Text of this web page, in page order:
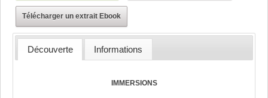
Télécharger un extrait Ebook
Découverte Informations
IMMERSIONS